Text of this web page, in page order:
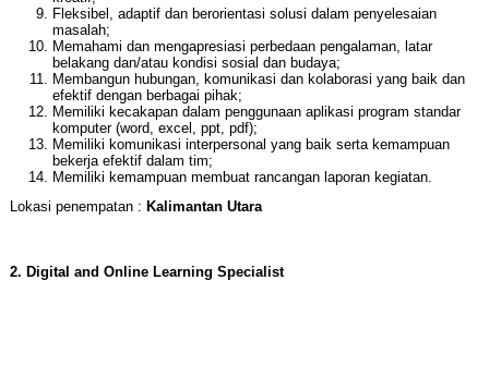
Fleksibel, adaptif dan berorientasi solusi dalam penyelesaian
masalah;
Memahami dan mengapresiasi perbedaan pengalaman, latar
belakang dan/atau kondisi sosial dan budaya;
Membangun hubungan, komunikasi dan kolaborasi yang baik dan
efektif dengan berbagai pihak;
Memiliki kecakapan dalam penggunaan aplikasi program standar
komputer (word, excel, ppt, pdf);
Memiliki komunikasi interpersonal yang baik serta kemampuan
bekerja efektif dalam tim;
Memiliki kemampuan membuat rancangan laporan kegiatan.
Lokasi penempatan : Kalimantan Utara
2. Digital and Online Learning Specialist